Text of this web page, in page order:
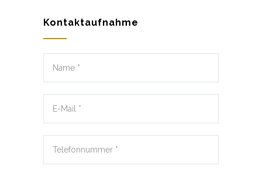
Kontaktaufnahme